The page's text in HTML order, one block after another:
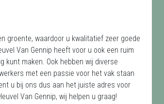
groente, waardoor u kwalitatief zeer goede
Van Gennip heeft voor u ook een ruim
kunt maken. Ook hebben wij diverse
met een passie voor het vak staan
u bij ons dus aan het juiste adres voor
Van Gennip, wij helpen u graag!